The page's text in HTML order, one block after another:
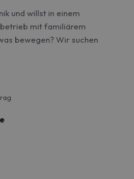
und willst in einem
mit familiärem
bewegen? Wir suchen